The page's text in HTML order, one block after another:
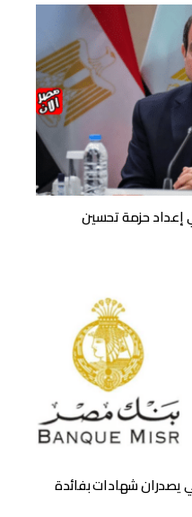
إعداد حزمة تحسين
يصدران شهادات بفائدة